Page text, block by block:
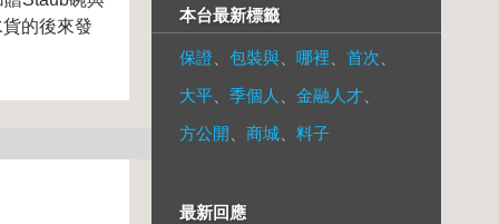
的後來發
本台最新標籤
保證 包裝與 哪裡 首次
大平
季個人 金融人才
方公開
商城 料子
最新回應